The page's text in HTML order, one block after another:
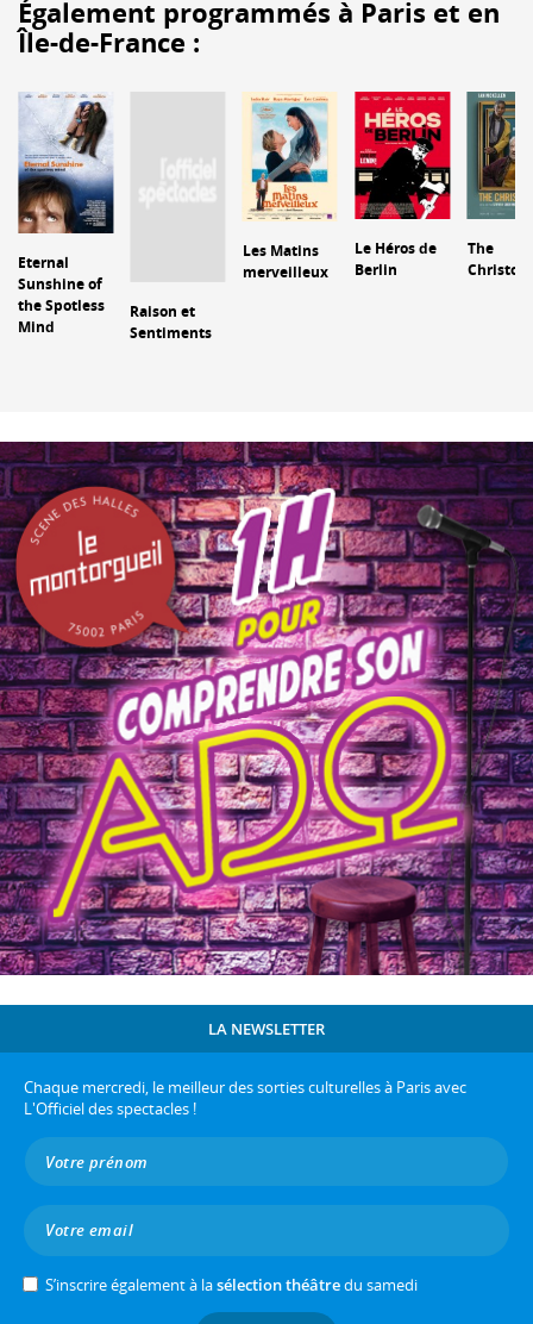
Également programmés à Paris et en
Île-de-France :
Eternal
Sunshine of
the Spotless
Mind
Raison et
Sentiments
Les Matins
merveilleux
Le Héros de
Berlin
The
LA NEWSLETTER
Chaque mercredi, le meilleur des sorties culturelles à Paris avec
L'Officiel des spectacles !
S’inscrire également à lasélection théâtredu samedi